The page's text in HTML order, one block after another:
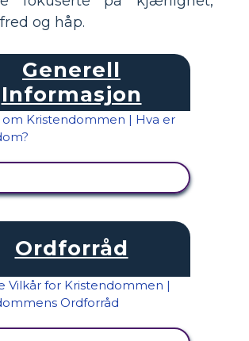
og håp.
Generell
Informasjon
Ordforråd